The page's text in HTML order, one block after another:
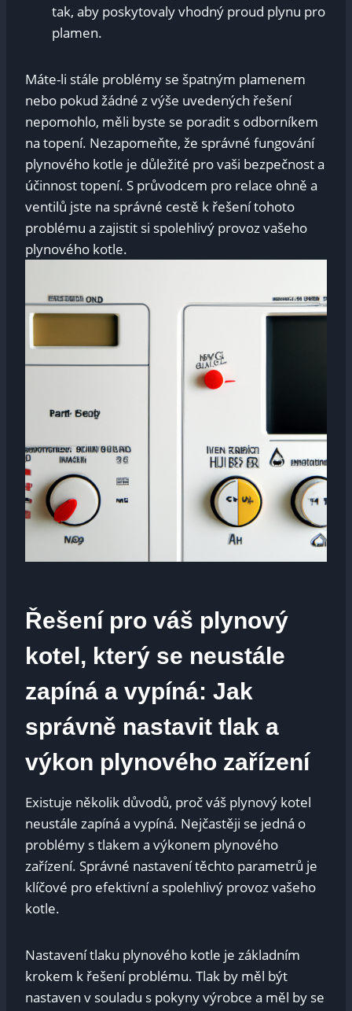
tak, aby poskytovaly vhodný proud plynu pro
plamen.
Máte-li stále problémy se špatným plamenem
nebo pokud žádné z výše uvedených řešení
nepomohlo, měli byste se poradit s odborníkem
na topení. Nezapomeňte, že správné fungování
plynového kotle je důležité pro vaši bezpečnost a
účinnost topení. S průvodcem pro relace ohně a
ventilů jste na správné cestě k řešení tohoto
problému a zajistit si spolehlivý provoz vašeho
plynového kotle.
Řešení pro váš plynový
kotel, který se neustále
zapíná a vypíná: Jak
správně nastavit tlak a
výkon plynového zařízení
Existuje několik důvodů, proč váš plynový kotel
neustále zapíná a vypíná. Nejčastěji se jedná o
problémy s tlakem a výkonem plynového
zařízení. Správné nastavení těchto parametrů je
klíčové pro efektivní a spolehlivý provoz vašeho
kotle.
Nastavení tlaku plynového kotle je základním
krokem k řešení problému. Tlak by měl být
nastaven v souladu s pokyny výrobce a měl by se